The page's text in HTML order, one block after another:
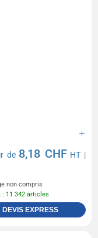
de 8,18 CHF HT |
non compris
: 11 342 articles
DEVIS EXPRESS